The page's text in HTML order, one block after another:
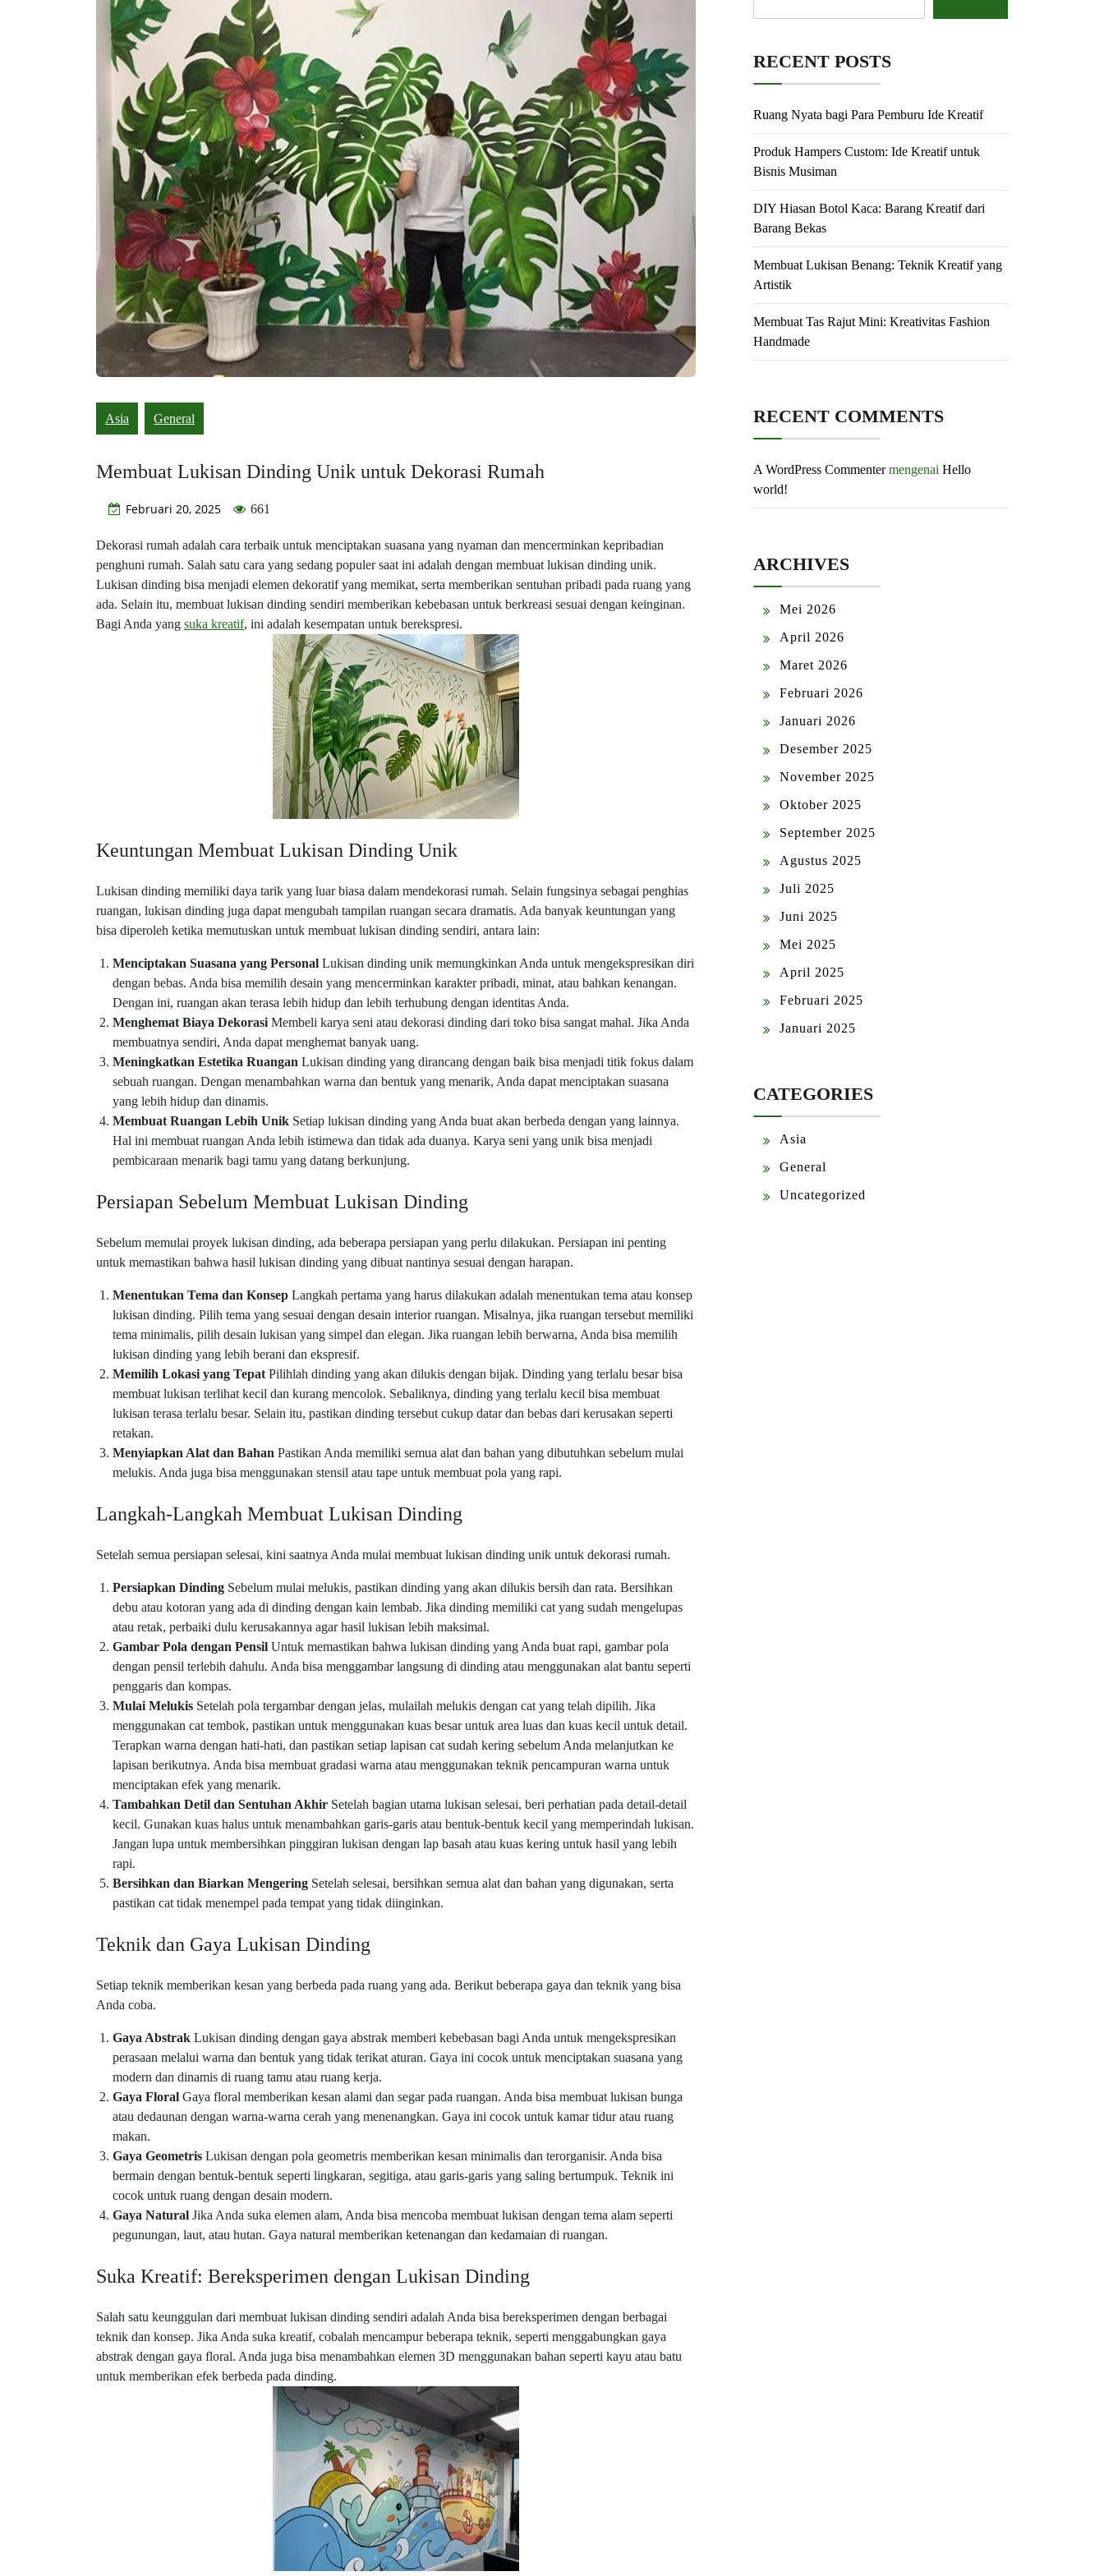
Asia General
Membuat Lukisan Dinding Unik untuk Dekorasi Rumah
Februari 20, 2025 661
Dekorasi rumah adalah cara terbaik untuk menciptakan suasana yang nyaman dan mencerminkan kepribadian
penghuni rumah. Salah satu cara yang sedang populer saat ini adalah dengan membuat lukisan dinding unik.
Lukisan dinding bisa menjadi elemen dekoratif yang memikat, serta memberikan sentuhan pribadi pada ruang yang
ada. Selain itu, membuat lukisan dinding sendiri memberikan kebebasan untuk berkreasi sesuai dengan keinginan.
Bagi Anda yang suka kreatif, ini adalah kesempatan untuk berekspresi.
Keuntungan Membuat Lukisan Dinding Unik
Lukisan dinding memiliki daya tarik yang luar biasa dalam mendekorasi rumah. Selain fungsinya sebagai penghias
ruangan, lukisan dinding juga dapat mengubah tampilan ruangan secara dramatis. Ada banyak keuntungan yang
bisa diperoleh ketika memutuskan untuk membuat lukisan dinding sendiri, antara lain:
Menciptakan Suasana yang Personal Lukisan dinding unik memungkinkan Anda untuk mengekspresikan diri
dengan bebas. Anda bisa memilih desain yang mencerminkan karakter pribadi, minat, atau bahkan kenangan.
Dengan ini, ruangan akan terasa lebih hidup dan lebih terhubung dengan identitas Anda.
Menghemat Biaya Dekorasi Membeli karya seni atau dekorasi dinding dari toko bisa sangat mahal. Jika Anda
membuatnya sendiri, Anda dapat menghemat banyak uang.
Meningkatkan Estetika Ruangan Lukisan dinding yang dirancang dengan baik bisa menjadi titik fokus dalam
sebuah ruangan. Dengan menambahkan warna dan bentuk yang menarik, Anda dapat menciptakan suasana
yang lebih hidup dan dinamis.
Membuat Ruangan Lebih Unik Setiap lukisan dinding yang Anda buat akan berbeda dengan yang lainnya.
Hal ini membuat ruangan Anda lebih istimewa dan tidak ada duanya. Karya seni yang unik bisa menjadi
pembicaraan menarik bagi tamu yang datang berkunjung.
Persiapan Sebelum Membuat Lukisan Dinding
Sebelum memulai proyek lukisan dinding, ada beberapa persiapan yang perlu dilakukan. Persiapan ini penting
untuk memastikan bahwa hasil lukisan dinding yang dibuat nantinya sesuai dengan harapan.
Menentukan Tema dan Konsep Langkah pertama yang harus dilakukan adalah menentukan tema atau konsep
lukisan dinding. Pilih tema yang sesuai dengan desain interior ruangan. Misalnya, jika ruangan tersebut memiliki
tema minimalis, pilih desain lukisan yang simpel dan elegan. Jika ruangan lebih berwarna, Anda bisa memilih
lukisan dinding yang lebih berani dan ekspresif.
Memilih Lokasi yang Tepat Pilihlah dinding yang akan dilukis dengan bijak. Dinding yang terlalu besar bisa
membuat lukisan terlihat kecil dan kurang mencolok. Sebaliknya, dinding yang terlalu kecil bisa membuat
lukisan terasa terlalu besar. Selain itu, pastikan dinding tersebut cukup datar dan bebas dari kerusakan seperti
retakan.
Menyiapkan Alat dan Bahan Pastikan Anda memiliki semua alat dan bahan yang dibutuhkan sebelum mulai
melukis. Anda juga bisa menggunakan stensil atau tape untuk membuat pola yang rapi.
Langkah-Langkah Membuat Lukisan Dinding
Setelah semua persiapan selesai, kini saatnya Anda mulai membuat lukisan dinding unik untuk dekorasi rumah.
Persiapkan Dinding Sebelum mulai melukis, pastikan dinding yang akan dilukis bersih dan rata. Bersihkan
debu atau kotoran yang ada di dinding dengan kain lembab. Jika dinding memiliki cat yang sudah mengelupas
atau retak, perbaiki dulu kerusakannya agar hasil lukisan lebih maksimal.
Gambar Pola dengan Pensil Untuk memastikan bahwa lukisan dinding yang Anda buat rapi, gambar pola
dengan pensil terlebih dahulu. Anda bisa menggambar langsung di dinding atau menggunakan alat bantu seperti
penggaris dan kompas.
Mulai Melukis Setelah pola tergambar dengan jelas, mulailah melukis dengan cat yang telah dipilih. Jika
menggunakan cat tembok, pastikan untuk menggunakan kuas besar untuk area luas dan kuas kecil untuk detail.
Terapkan warna dengan hati-hati, dan pastikan setiap lapisan cat sudah kering sebelum Anda melanjutkan ke
lapisan berikutnya. Anda bisa membuat gradasi warna atau menggunakan teknik pencampuran warna untuk
menciptakan efek yang menarik.
Tambahkan Detil dan Sentuhan Akhir Setelah bagian utama lukisan selesai, beri perhatian pada detail-detail
kecil. Gunakan kuas halus untuk menambahkan garis-garis atau bentuk-bentuk kecil yang memperindah lukisan.
Jangan lupa untuk membersihkan pinggiran lukisan dengan lap basah atau kuas kering untuk hasil yang lebih
rapi.
Bersihkan dan Biarkan Mengering Setelah selesai, bersihkan semua alat dan bahan yang digunakan, serta
pastikan cat tidak menempel pada tempat yang tidak diinginkan.
Teknik dan Gaya Lukisan Dinding
Setiap teknik memberikan kesan yang berbeda pada ruang yang ada. Berikut beberapa gaya dan teknik yang bisa
Anda coba.
Gaya Abstrak Lukisan dinding dengan gaya abstrak memberi kebebasan bagi Anda untuk mengekspresikan
perasaan melalui warna dan bentuk yang tidak terikat aturan. Gaya ini cocok untuk menciptakan suasana yang
modern dan dinamis di ruang tamu atau ruang kerja.
Gaya Floral Gaya floral memberikan kesan alami dan segar pada ruangan. Anda bisa membuat lukisan bunga
atau dedaunan dengan warna-warna cerah yang menenangkan. Gaya ini cocok untuk kamar tidur atau ruang
makan.
Gaya Geometris Lukisan dengan pola geometris memberikan kesan minimalis dan terorganisir. Anda bisa
bermain dengan bentuk-bentuk seperti lingkaran, segitiga, atau garis-garis yang saling bertumpuk. Teknik ini
cocok untuk ruang dengan desain modern.
Gaya Natural Jika Anda suka elemen alam, Anda bisa mencoba membuat lukisan dengan tema alam seperti
pegunungan, laut, atau hutan. Gaya natural memberikan ketenangan dan kedamaian di ruangan.
Suka Kreatif: Bereksperimen dengan Lukisan Dinding
Salah satu keunggulan dari membuat lukisan dinding sendiri adalah Anda bisa bereksperimen dengan berbagai
teknik dan konsep. Jika Anda suka kreatif, cobalah mencampur beberapa teknik, seperti menggabungkan gaya
abstrak dengan gaya floral. Anda juga bisa menambahkan elemen 3D menggunakan bahan seperti kayu atau batu
untuk memberikan efek berbeda pada dinding.
RECENT POSTS
Ruang Nyata bagi Para Pemburu Ide Kreatif
Produk Hampers Custom: Ide Kreatif untuk
Bisnis Musiman
DIY Hiasan Botol Kaca: Barang Kreatif dari
Barang Bekas
Membuat Lukisan Benang: Teknik Kreatif yang
Artistik
Membuat Tas Rajut Mini: Kreativitas Fashion
Handmade
RECENT COMMENTS
A WordPress Commentermengenai Hello
world!
ARCHIVES
Mei 2026
April 2026
Maret 2026
Februari 2026
Januari 2026
Desember 2025
November 2025
Oktober 2025
September 2025
Agustus 2025
Juli 2025
Juni 2025
Mei 2025
April 2025
Februari 2025
Januari 2025
CATEGORIES
Asia
General
Uncategorized